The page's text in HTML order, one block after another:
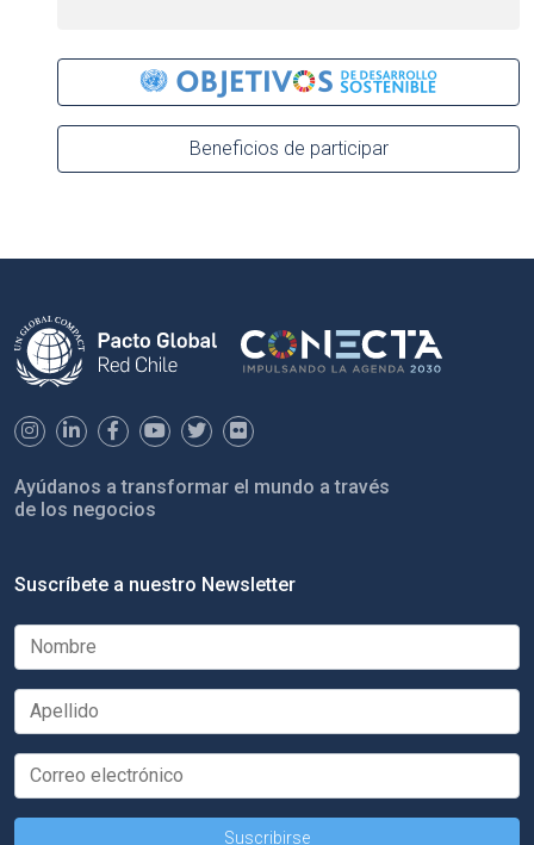
Beneficios de participar
Ayúdanos a transformar el mundo a través
de los negocios
Suscríbete a nuestro Newsletter